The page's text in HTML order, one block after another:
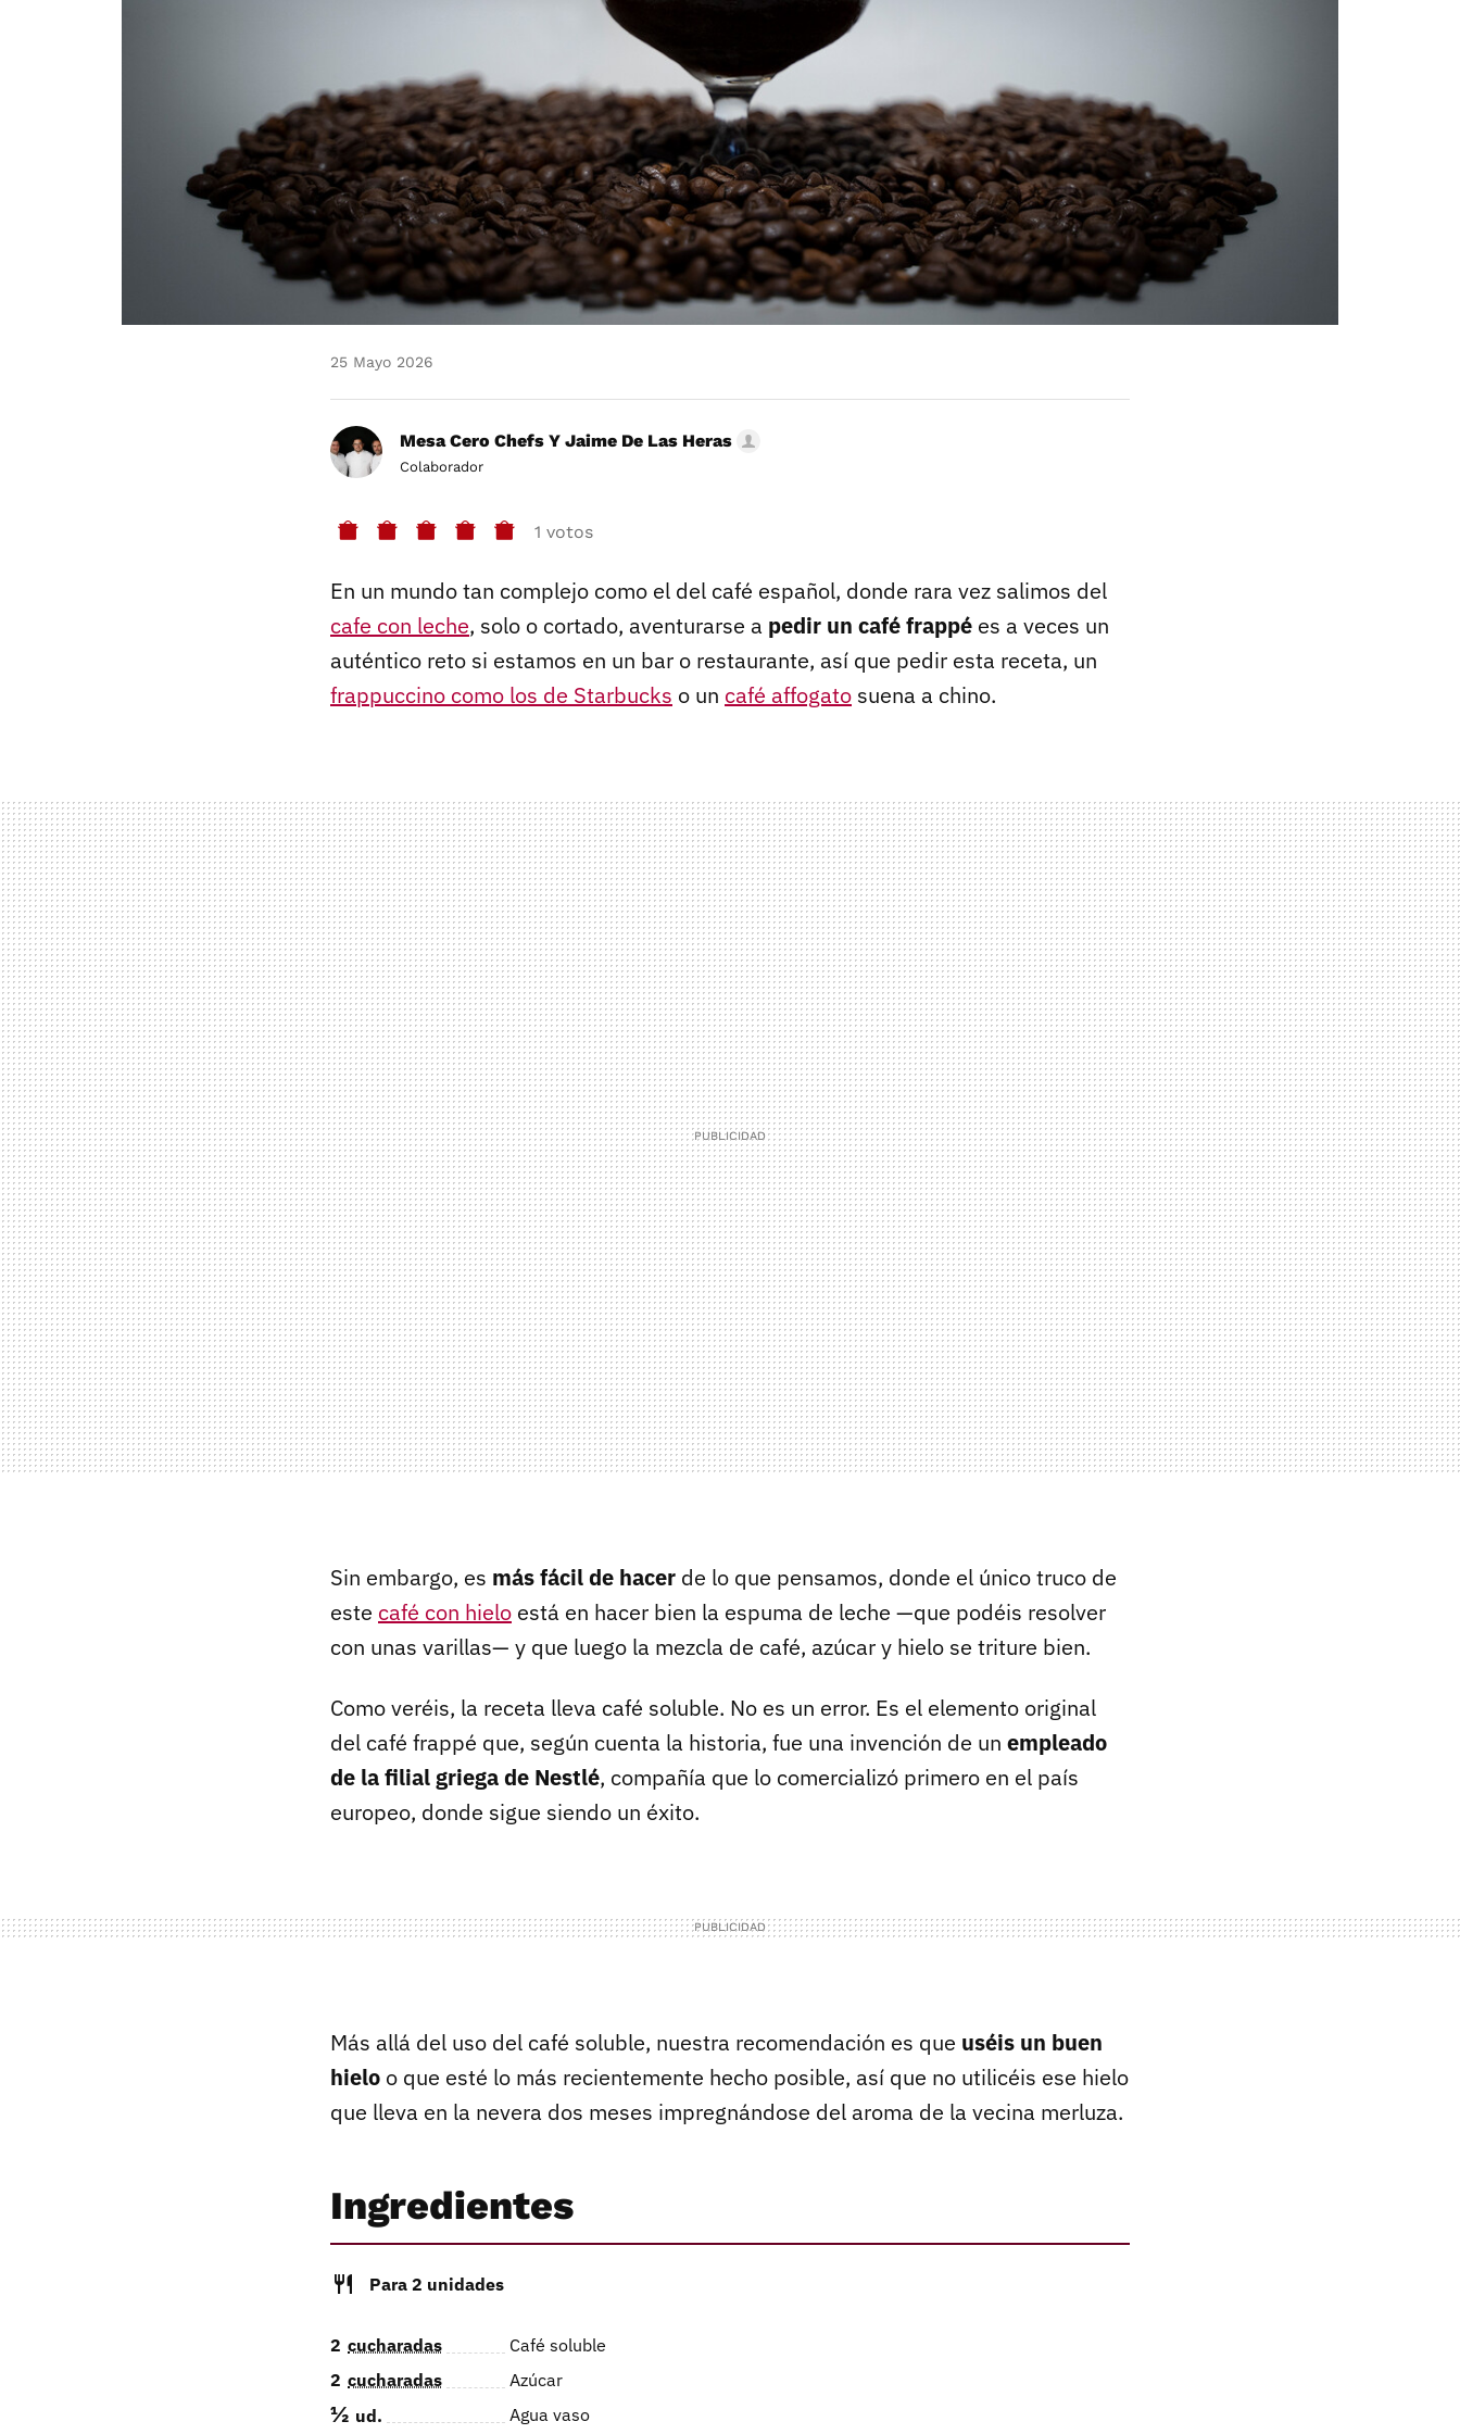
25 Mayo 2026
Mesa Cero Chefs Y Jaime De Las Heras
Colaborador
1 votos
En un mundo tan complejo como el del café español, donde rara vez salimos del
cafe con leche, solo o cortado, aventurarse a pedir un café frappé es a veces un
auténtico reto si estamos en un bar o restaurante, así que pedir esta receta, un
frappuccino como los de Starbucks o un café affogato suena a chino.
Sin embargo, es más fácil de hacer de lo que pensamos, donde el único truco de
este café con hielo está en hacer bien la espuma de leche —que podéis resolver
con unas varillas— y que luego la mezcla de café, azúcar y hielo se triture bien.
Como veréis, la receta lleva café soluble. No es un error. Es el elemento original
del café frappé que, según cuenta la historia, fue una invención de un empleado
de la filial griega de Nestlé, compañía que lo comercializó primero en el país
europeo, donde sigue siendo un éxito.
Más allá del uso del café soluble, nuestra recomendación es que uséis un buen
hielo o que esté lo más recientemente hecho posible, así que no utilicéis ese hielo
que lleva en la nevera dos meses impregnándose del aroma de la vecina merluza.
Ingredientes
Para 2 unidades
2 cucharadas
Café soluble
2 cucharadas Azúcar
½ ud. Agua vaso